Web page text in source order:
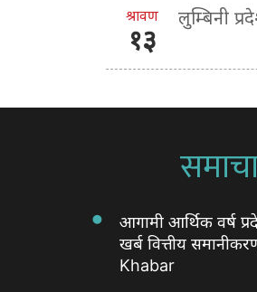
श्रावण
१३
लुम्बिनी
आगामी आर्थिक वर्ष
खर्ब वित्तीय
Khabar